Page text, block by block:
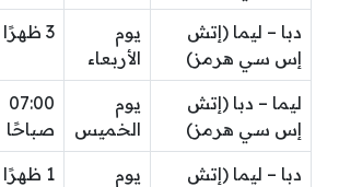
دبا – ليما (إتش
إس سي هرمز)
يوم
الأربعاء
3 ظهرًا
ليما – دبا (إتش
إس سي هرمز)
يوم
الخميس
07:00
صباحًا
دبا – ليما (إتش
يوم
1 ظهرًا